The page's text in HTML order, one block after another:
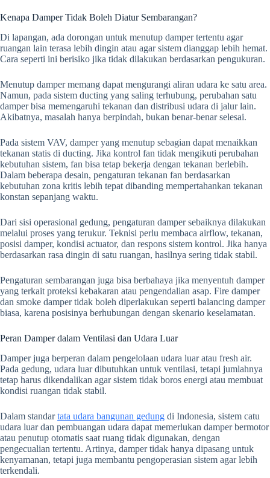
Kenapa Damper Tidak Boleh Diatur Sembarangan?
Di lapangan, ada dorongan untuk menutup damper tertentu agar
ruangan lain terasa lebih dingin atau agar sistem dianggap lebih hemat.
Cara seperti ini berisiko jika tidak dilakukan berdasarkan pengukuran.
Menutup damper memang dapat mengurangi aliran udara ke satu area.
Namun, pada sistem ducting yang saling terhubung, perubahan satu
damper bisa memengaruhi tekanan dan distribusi udara di jalur lain.
Akibatnya, masalah hanya berpindah, bukan benar-benar selesai.
Pada sistem VAV, damper yang menutup sebagian dapat menaikkan
tekanan statis di ducting. Jika kontrol fan tidak mengikuti perubahan
kebutuhan sistem, fan bisa tetap bekerja dengan tekanan berlebih.
Dalam beberapa desain, pengaturan tekanan fan berdasarkan
kebutuhan zona kritis lebih tepat dibanding mempertahankan tekanan
konstan sepanjang waktu.
Dari sisi operasional gedung, pengaturan damper sebaiknya dilakukan
melalui proses yang terukur. Teknisi perlu membaca airflow, tekanan,
posisi damper, kondisi actuator, dan respons sistem kontrol. Jika hanya
berdasarkan rasa dingin di satu ruangan, hasilnya sering tidak stabil.
Pengaturan sembarangan juga bisa berbahaya jika menyentuh damper
yang terkait proteksi kebakaran atau pengendalian asap. Fire damper
dan smoke damper tidak boleh diperlakukan seperti balancing damper
biasa, karena posisinya berhubungan dengan skenario keselamatan.
Peran Damper dalam Ventilasi dan Udara Luar
Damper juga berperan dalam pengelolaan udara luar atau fresh air.
Pada gedung, udara luar dibutuhkan untuk ventilasi, tetapi jumlahnya
tetap harus dikendalikan agar sistem tidak boros energi atau membuat
kondisi ruangan tidak stabil.
Dalam standartata udara bangunan gedung di Indonesia, sistem catu
udara luar dan pembuangan udara dapat memerlukan damper bermotor
atau penutup otomatis saat ruang tidak digunakan, dengan
pengecualian tertentu. Artinya, damper tidak hanya dipasang untuk
kenyamanan, tetapi juga membantu pengoperasian sistem agar lebih
terkendali.